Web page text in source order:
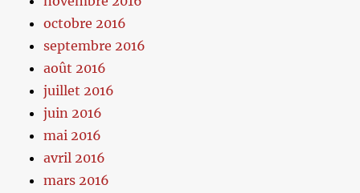
octobre 2016
septembre 2016
août 2016
juillet 2016
juin 2016
mai 2016
avril 2016
mars 2016